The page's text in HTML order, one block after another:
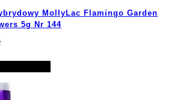
MollyLac Flamingo Garden
5g Nr 144